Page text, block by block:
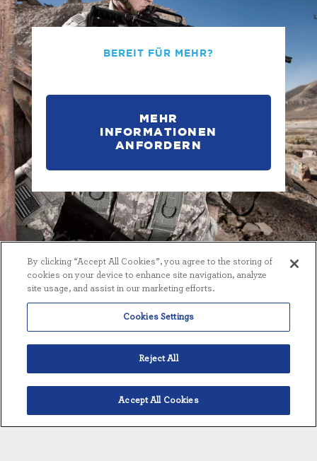
BEREIT FÜR MEHR?
MEHR
INFORMATIONEN
ANFORDERN
SIND SIE BEREIT,
LOSZULEGEN?
Ganz gleich, ob Sie ein bestehendes Produkt
warten oder ein neues Projekt starten möchten,
unser Team steht Ihnen gerne zur Verfügung.
Deutsch
By clicking “Accept All Cookies”, you agree to the storing of
cookies on your device to enhance site navigation, analyze
site usage, and assist in our marketing efforts.
Cookies Settings
Reject All
Accept All Cookies